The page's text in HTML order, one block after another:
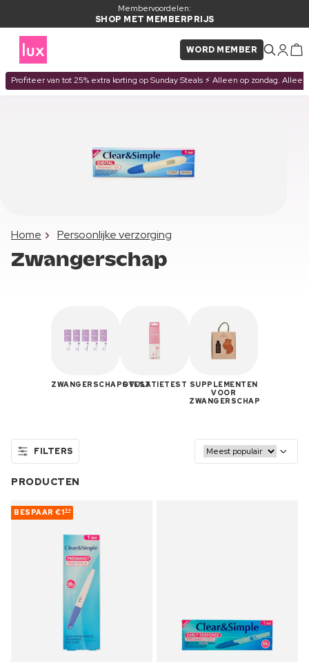
Membervoordelen:
SHOP MET MEMBERPRIJS
WORD MEMBER
Profiteer van tot 25% extra korting op Sunday Steals ⚡ Alleen op zondag.
Home Persoonlijke verzorging
Zwangerschap
ZWANGERSCHAPSTESTOVULATIETEST SUPPLEMENTEN
VOOR
ZWANGERSCHAP
FILTERS
PRODUCTEN
BESPAAR €1 54